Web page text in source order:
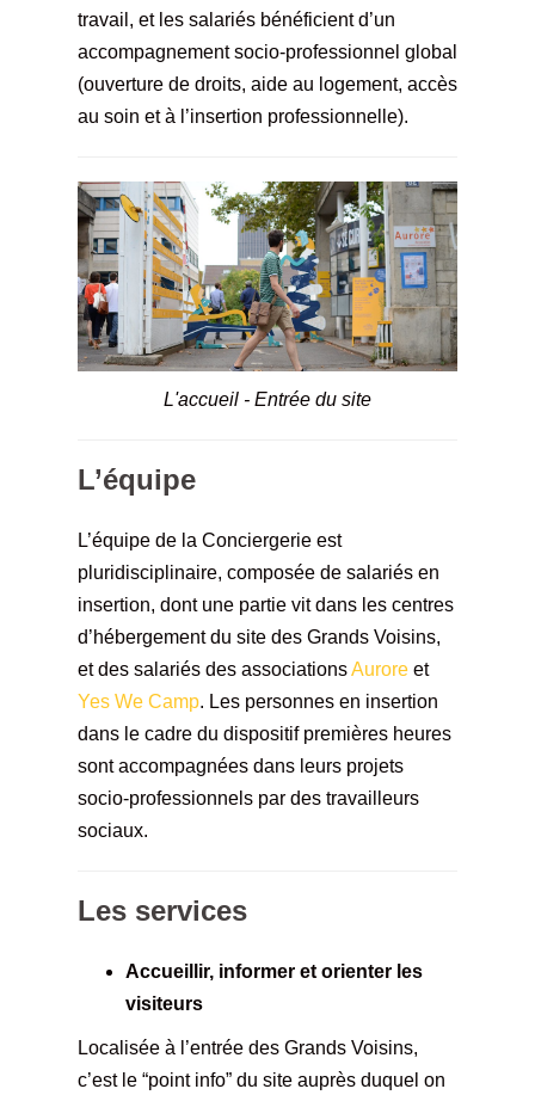
travail, et les salariés bénéficient d’un
accompagnement socio-professionnel global
(ouverture de droits, aide au logement, accès
au soin et à l’insertion professionnelle).
L'accueil - Entrée du site
L’équipe
L’équipe de la Conciergerie est
pluridisciplinaire, composée de salariés en
insertion, dont une partie vit dans les centres
d’hébergement du site des Grands Voisins,
et des salariés des associationsAurore et
Yes We Camp. Les personnes en insertion
dans le cadre du dispositif premières heures
sont accompagnées dans leurs projets
socio-professionnels par des travailleurs
sociaux.
Les services
Accueillir, informer et orienter les
visiteurs
Localisée à l’entrée des Grands Voisins,
c’est le “point info” du site auprès duquel on